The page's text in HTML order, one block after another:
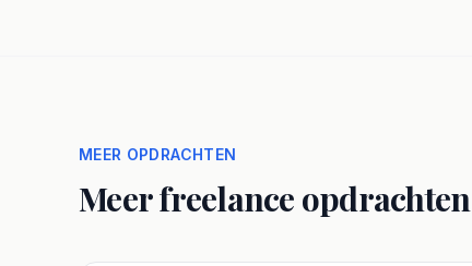
MEER OPDRACHTEN
Meer freelance opdrachten